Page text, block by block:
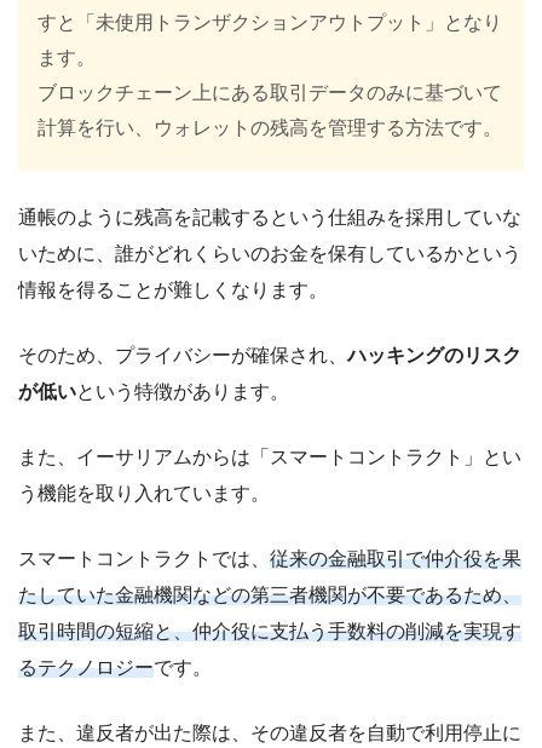
すと「未使用トランザクションアウトプット」となり
ます。
ブロックチェーン上にある取引データのみに基づいて
計算を行い、ウォレットの残高を管理する方法です。
通帳のように残高を記載するという仕組みを採用していな
いために、誰がどれくらいのお金を保有しているかという
情報を得ることが難しくなります。
そのため、プライバシーが確保され、ハッキングのリスク
が低いという特徴があります。
また、イーサリアムからは「スマートコントラクト」とい
う機能を取り入れています。
スマートコントラクトでは、 従来の金融取引で仲介役を果
たしていた金融機関などの第三者機関が不要であるため、
取引時間の短縮と、仲介役に支払う手数料の削減を実現す
るテクノロジーです。
また、違反者が出た際は、その違反者を自動で利用停止に